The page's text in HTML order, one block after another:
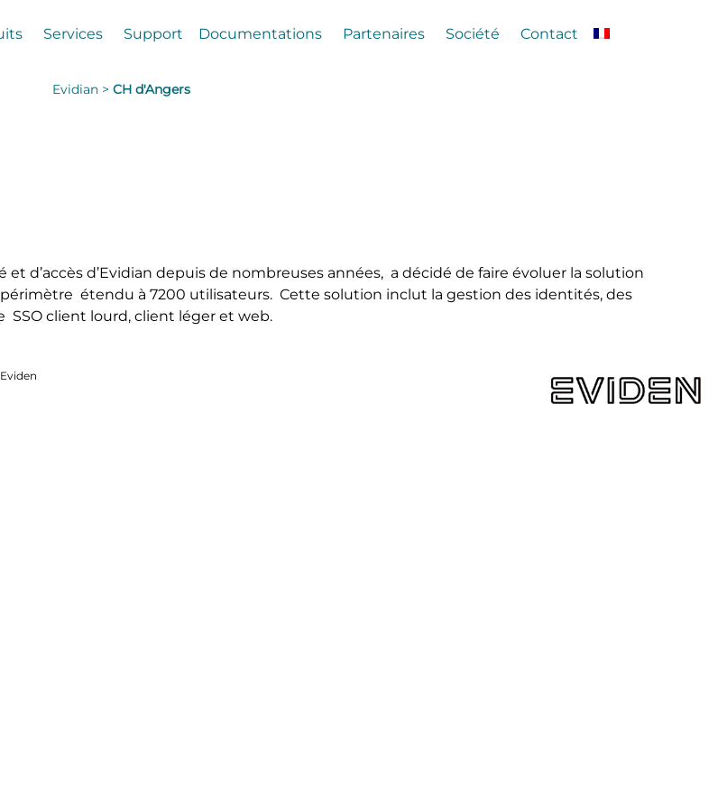
Services Support Documentations Partenaires Société Contact
Evidian > CH d'Angers
d’accès d’Evidian depuis de nombreuses années, a décidé de faire évoluer la solution
périmètre étendu à 7200 utilisateurs. Cette solution inclut la gestion des identités, des
SSO client lourd, client léger et web.
Eviden